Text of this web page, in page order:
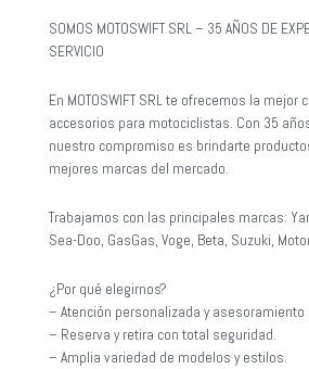
SOMOS MOTOSWIFT SRL – 35 AÑOS DE
SERVICIO
En MOTOSWIFT SRL te ofrecemos la mejor
accesorios para motociclistas. Con 35
nuestro compromiso es brindarte
mejores marcas del mercado.
Trabajamos con las principales marcas:
Sea-Doo, GasGas, Voge, Beta, Suzuki,
¿Por qué elegirnos?
– Atención personalizada y asesoramiento
– Reserva y retira con total seguridad.
– Amplia variedad de modelos y estilos.